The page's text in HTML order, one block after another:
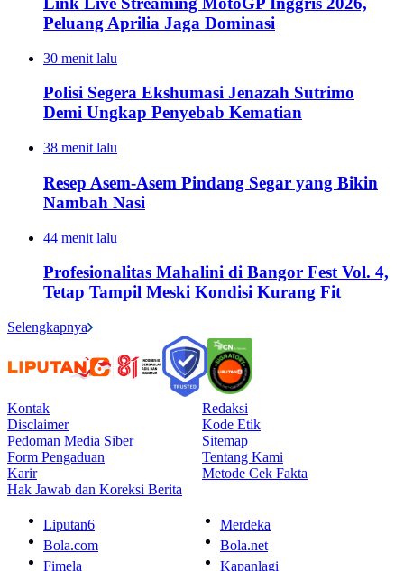
Peluang Aprilia Jaga Dominasi
30 menit lalu
Polisi Segera Ekshumasi Jenazah Sutrimo
Demi Ungkap Penyebab Kematian
38 menit lalu
Resep Asem-Asem Pindang Segar yang Bikin
Nambah Nasi
44 menit lalu
Profesionalitas Mahalini di Bangor Fest Vol. 4,
Tetap Tampil Meski Kondisi Kurang Fit
Selengkapnya
Kontak
Redaksi
Disclaimer
Kode Etik
Pedoman Media Siber
Sitemap
Form Pengaduan
Tentang Kami
Karir
Metode Cek Fakta
Hak Jawab dan Koreksi Berita
Liputan6
Merdeka
Bola.com
Bola.net
Fimela
Kapanlagi